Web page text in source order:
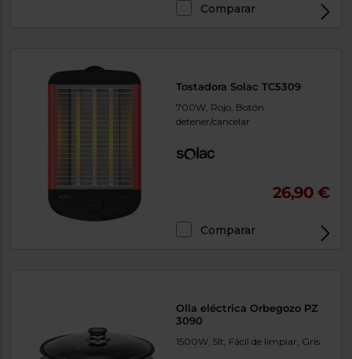
Comparar
Tostadora Solac TC5309
700W, Rojo, Botón
detener/cancelar
26,90 €
Comparar
Olla eléctrica Orbegozo PZ
3090
1500W, 5lt, Fácil de limpiar, Gris